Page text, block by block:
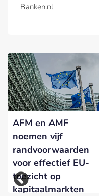
Banken.nl
AFM en AMF
noemen vijf
randvoorwaarden
voor effectief EU-
toezicht op
kapitaalmarkten